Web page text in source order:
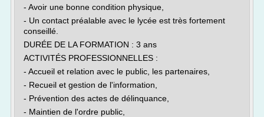
- Avoir une bonne condition physique,
- Un contact préalable avec le lycée est très fortement
conseillé.
DURÉE DE LA FORMATION : 3 ans
ACTIVITÉS PROFESSIONNELLES :
- Accueil et relation avec le public, les partenaires,
- Recueil et gestion de l'information,
- Prévention des actes de délinquance,
- Maintien de l'ordre public,